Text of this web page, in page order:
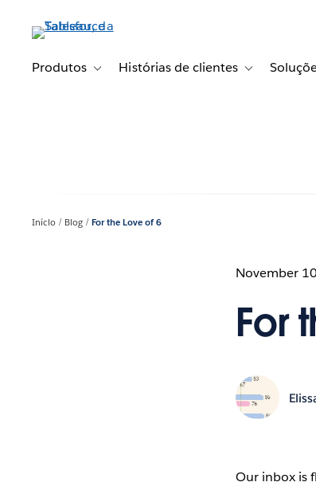
conteúdoProdutos Toggle sub-navigation for Produtos
Histórias de clientes Toggle sub-
Início Blog For the Love of 6
November
For
Our inbox is